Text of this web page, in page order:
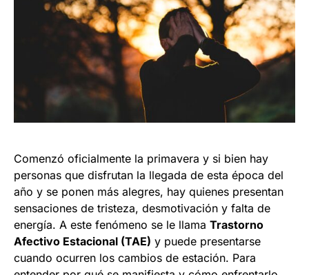
Comenzó oficialmente la primavera y si bien hay
personas que disfrutan la llegada de esta época del
año y se ponen más alegres, hay quienes presentan
sensaciones de tristeza, desmotivación y falta de
energía. A este fenómeno se le llama Trastorno
Afectivo Estacional (TAE) y puede presentarse
cuando ocurren los cambios de estación. Para